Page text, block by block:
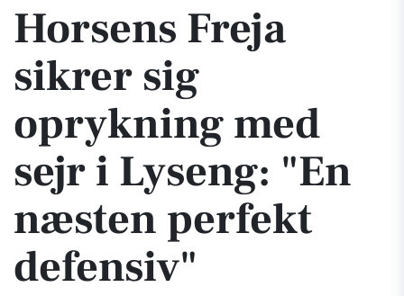
Horsens Freja
sikrer sig
oprykning med
sejr i Lyseng: "En
næsten perfekt
defensiv"